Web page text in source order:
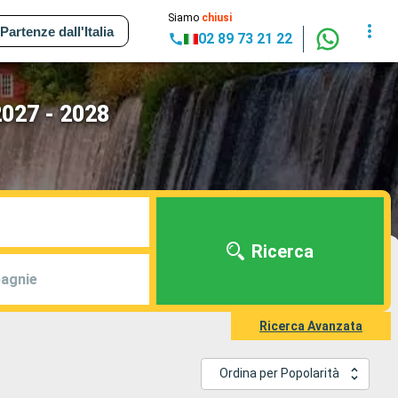
Partenze dall'Italia
Siamo chiusi
02 89 73 21 22
- 2028
Ricerca
Ricerca Avanzata
Ordina per Popolarità